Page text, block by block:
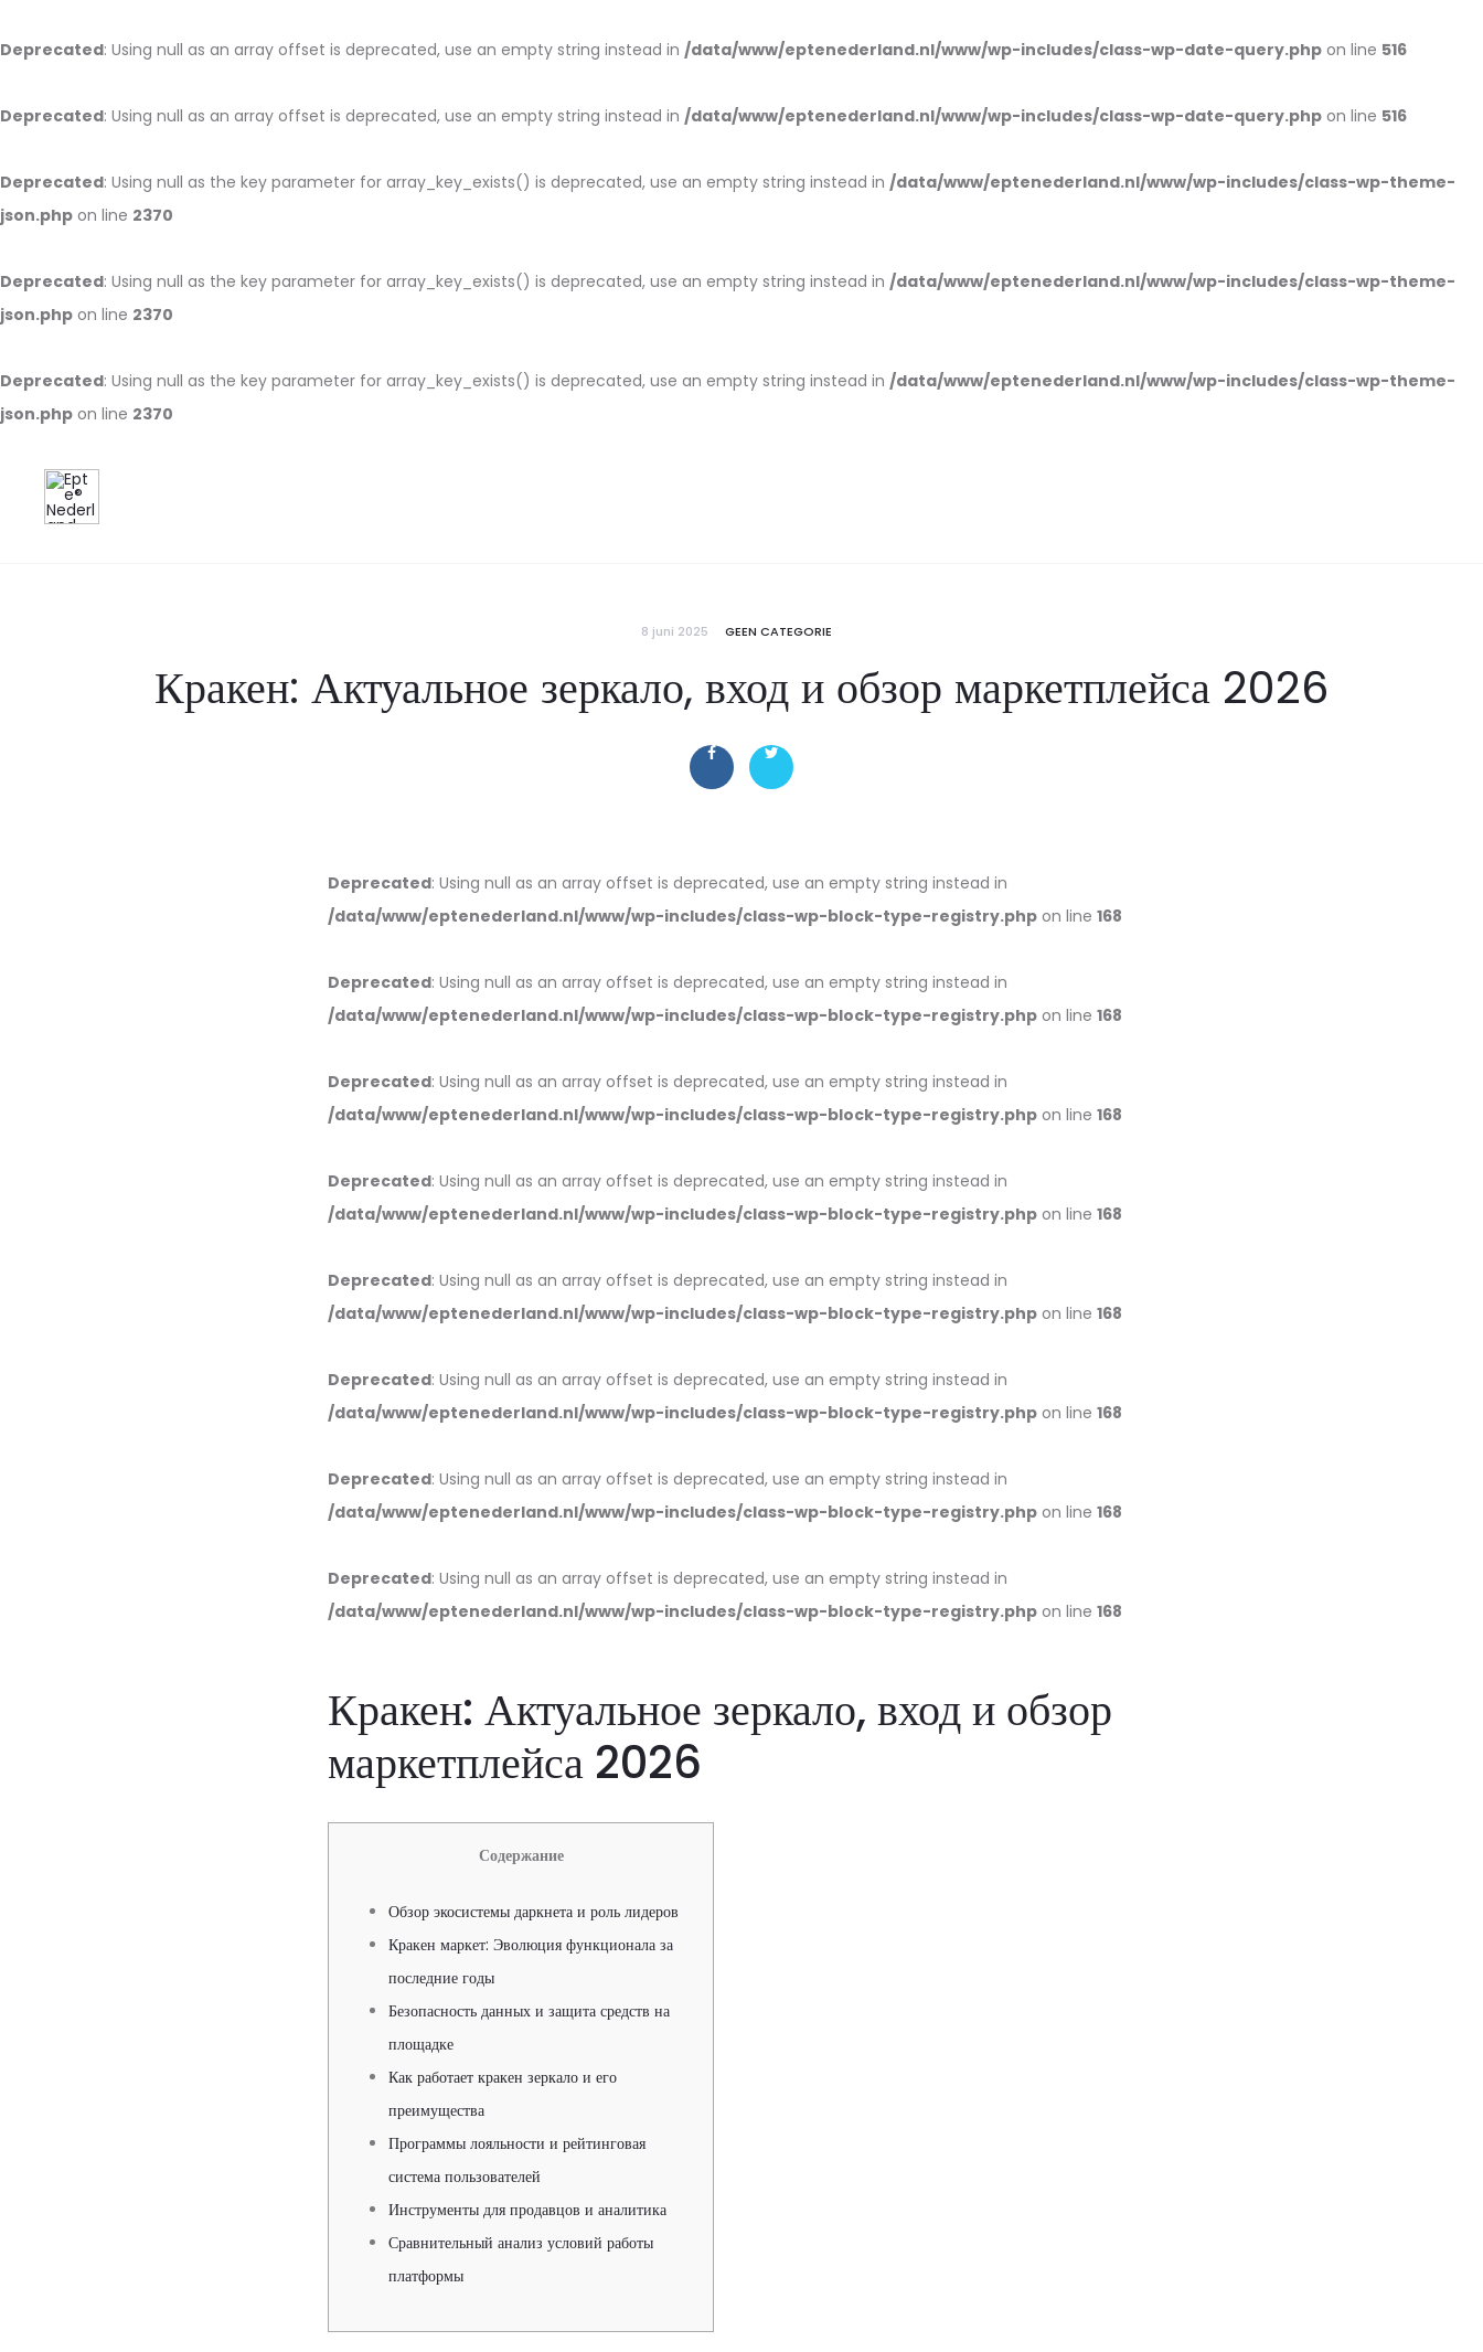
Deprecated: Using null as an array offset is deprecated, use an empty string instead in /data/www/eptenederland.nl/www/wp-includes/class-wp-date-query.php on line 516
Deprecated: Using null as an array offset is deprecated, use an empty string instead in /data/www/eptenederland.nl/www/wp-includes/class-wp-date-query.php on line 516
Deprecated: Using null as the key parameter for array_key_exists() is deprecated, use an empty string instead in /data/www/eptenederland.nl/www/wp-includes/class-wp-theme-
json.php on line 2370
Deprecated: Using null as the key parameter for array_key_exists() is deprecated, use an empty string instead in /data/www/eptenederland.nl/www/wp-includes/class-wp-theme-
json.php on line 2370
Deprecated: Using null as the key parameter for array_key_exists() is deprecated, use an empty string instead in /data/www/eptenederland.nl/www/wp-includes/class-wp-theme-
json.php on line 2370
8 juni 2025 GEEN CATEGORIE
Кракен: Актуальное зеркало, вход и обзор маркетплейса 2026
Deprecated: Using null as an array offset is deprecated, use an empty string instead in
/data/www/eptenederland.nl/www/wp-includes/class-wp-block-type-registry.php on line 168
Deprecated: Using null as an array offset is deprecated, use an empty string instead in
/data/www/eptenederland.nl/www/wp-includes/class-wp-block-type-registry.php on line 168
Deprecated: Using null as an array offset is deprecated, use an empty string instead in
/data/www/eptenederland.nl/www/wp-includes/class-wp-block-type-registry.php on line 168
Deprecated: Using null as an array offset is deprecated, use an empty string instead in
/data/www/eptenederland.nl/www/wp-includes/class-wp-block-type-registry.php on line 168
Deprecated: Using null as an array offset is deprecated, use an empty string instead in
/data/www/eptenederland.nl/www/wp-includes/class-wp-block-type-registry.php on line 168
Deprecated: Using null as an array offset is deprecated, use an empty string instead in
/data/www/eptenederland.nl/www/wp-includes/class-wp-block-type-registry.php on line 168
Deprecated: Using null as an array offset is deprecated, use an empty string instead in
/data/www/eptenederland.nl/www/wp-includes/class-wp-block-type-registry.php on line 168
Deprecated: Using null as an array offset is deprecated, use an empty string instead in
/data/www/eptenederland.nl/www/wp-includes/class-wp-block-type-registry.php on line 168
Кракен: Актуальное зеркало, вход и обзор
маркетплейса 2026
Содержание
Обзор экосистемы даркнета и роль лидеров
Кракен маркет: Эволюция функционала за
последние годы
Безопасность данных и защита средств на
площадке
Как работает кракен зеркало и его
преимущества
Программы лояльности и рейтинговая
система пользователей
Инструменты для продавцов и аналитика
Сравнительный анализ условий работы
платформы